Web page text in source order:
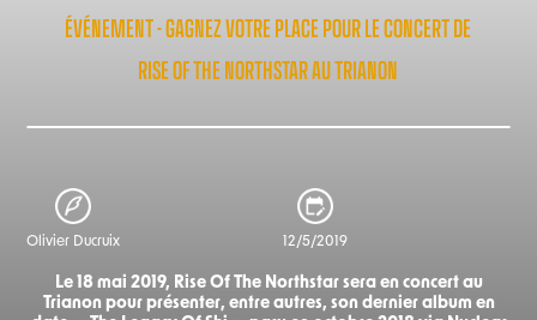
ÉVÉNEMENT - GAGNEZ VOTRE PLACE POUR LE CONCERT DE
RISE OF THE NORTHSTAR AU TRIANON
Olivier Ducruix 12/5/2019
Le 18 mai 2019, Rise Of The Northstar sera en concert au
Trianon pour présenter, entre autres, son dernier album en